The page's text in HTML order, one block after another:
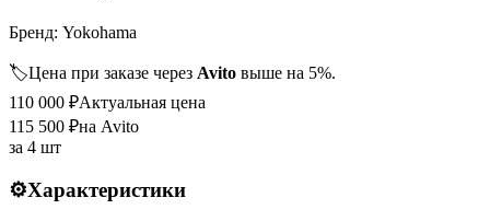
Бренд: Yokohama
🏷️Цена при заказе через Avito выше на 5%.
110 000 ₽Актуальная цена
115 500 ₽на Avito
за 4 шт
⚙️Характеристики